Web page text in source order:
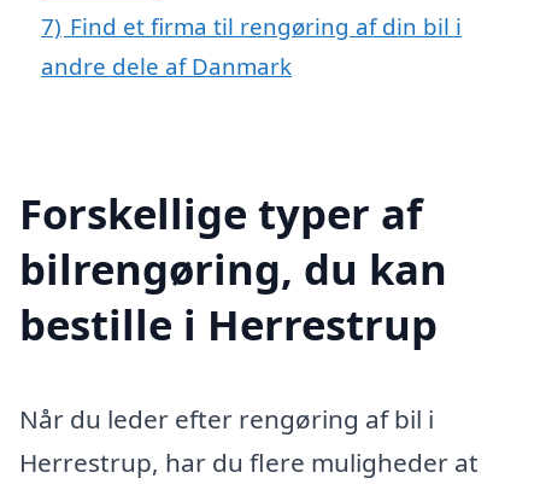
7) Find et firma til rengøring af din bil i
andre dele af Danmark
Forskellige typer af
bilrengøring, du kan
bestille i Herrestrup
Når du leder efter rengøring af bil i
Herrestrup, har du flere muligheder at